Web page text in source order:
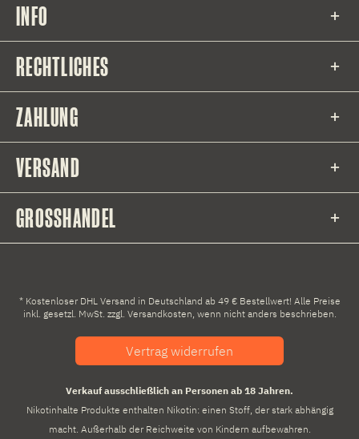
INFO
RECHTLICHES
ZAHLUNG
VERSAND
GROSSHANDEL
* Kostenloser DHL Versand in Deutschland ab 49 € Bestellwert! Alle Preise
inkl. gesetzl. MwSt. zzgl. Versandkosten , wenn nicht anders beschrieben.
Vertrag widerrufen
Verkauf ausschließlich an Personen ab 18 Jahren.
Nikotinhalte Produkte enthalten Nikotin: einen Stoff, der stark abhängig
macht. Außerhalb der Reichweite von Kindern aufbewahren.